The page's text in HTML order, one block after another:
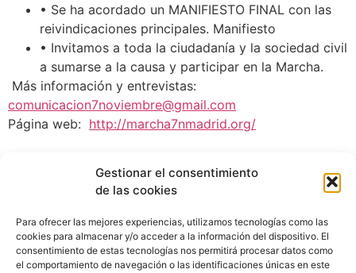
Gestionar el consentimiento
de las cookies
Para ofrecer las mejores experiencias, utilizamos tecnologías como las
cookies para almacenar y/o acceder a la información del dispositivo. El
consentimiento de estas tecnologías nos permitirá procesar datos como
el comportamiento de navegación o las identificaciones únicas en este
• Se ha acordado un MANIFIESTO FINAL con las
reivindicaciones principales. Manifiesto
• Invitamos a toda la ciudadanía y la sociedad civil
a sumarse a la causa y participar en la Marcha.
Más información y entrevistas:
comunicacion7noviembre@gmail.com
Página web: http://marcha7nmadrid.org/